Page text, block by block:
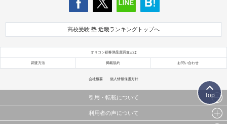
高校受験 塾 近畿ランキングトップへ
オリコン顧客満足度調査とは
調査方法 掲載規約 お問い合わせ
会社概要 個人情報保護方針
引用・転載について
当サイトで公開されている情報（文字、写真、イラスト、画像データ等）及びこれらの配置・
利用者の声について
Top